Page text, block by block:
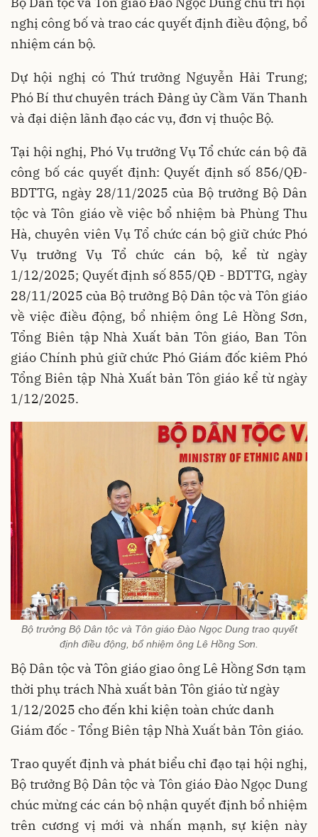
nghị công bố và trao các quyết định điều động, bổ
nhiệm cán bộ.
Dự hội nghị có Thứ trưởng Nguyễn Hải Trung;
Phó Bí thư chuyên trách Đảng ủy Cầm Văn Thanh
và đại diện lãnh đạo các vụ, đơn vị thuộc Bộ.
Tại hội nghị, Phó Vụ trưởng Vụ Tổ chức cán bộ đã
công bố các quyết định: Quyết định số 856/QĐ-
BDTTG, ngày 28/11/2025 của Bộ trưởng Bộ Dân
tộc và Tôn giáo về việc bổ nhiệm bà Phùng Thu
Hà, chuyên viên Vụ Tổ chức cán bộ giữ chức Phó
Vụ trưởng Vụ Tổ chức cán bộ, kể từ ngày
1/12/2025; Quyết định số 855/QĐ - BDTTG, ngày
28/11/2025 của Bộ trưởng Bộ Dân tộc và Tôn giáo
về việc điều động, bổ nhiệm ông Lê Hồng Sơn,
Tổng Biên tập Nhà Xuất bản Tôn giáo, Ban Tôn
giáo Chính phủ giữ chức Phó Giám đốc kiêm Phó
Tổng Biên tập Nhà Xuất bản Tôn giáo kể từ ngày
1/12/2025.
Bộ trưởng Bộ Dân tộc và Tôn giáo Đào Ngọc Dung trao quyết
định điều động, bổ nhiệm ông Lê Hồng Sơn.
Bộ Dân tộc và Tôn giáo giao ông Lê Hồng Sơn tạm
thời phụ trách Nhà xuất bản Tôn giáo từ ngày
1/12/2025 cho đến khi kiện toàn chức danh
Giám đốc - Tổng Biên tập Nhà Xuất bản Tôn giáo.
Trao quyết định và phát biểu chỉ đạo tại hội nghị,
Bộ trưởng Bộ Dân tộc và Tôn giáo Đào Ngọc Dung
chúc mừng các cán bộ nhận quyết định bổ nhiệm
trên cương vị mới và nhấn mạnh, sự kiện này